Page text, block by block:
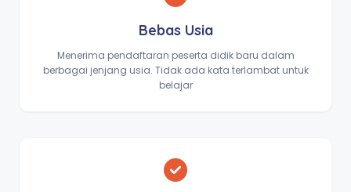
Bebas Usia
Menerima pendaftaran peserta didik baru dalam
berbagai jenjang usia. Tidak ada kata terlambat untuk
belajar